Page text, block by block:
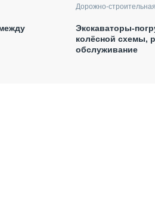
Дорожно-
Экскаваторы-
колёсной схемы,
обслуживание